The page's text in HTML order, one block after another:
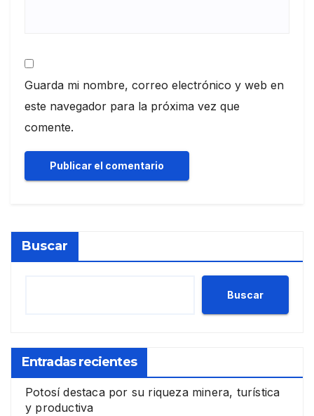
Guarda mi nombre, correo electrónico y web en
este navegador para la próxima vez que
comente.
Buscar
Buscar
Entradas recientes
Potosí destaca por su riqueza minera, turística
y productiva